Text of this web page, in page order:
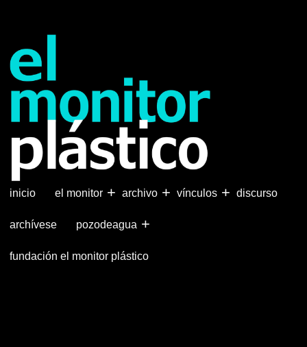
principal
inicio +
el monitor +
archivo +
vínculos discurso
archívese +
pozodeagua
fundación el monitor plástico